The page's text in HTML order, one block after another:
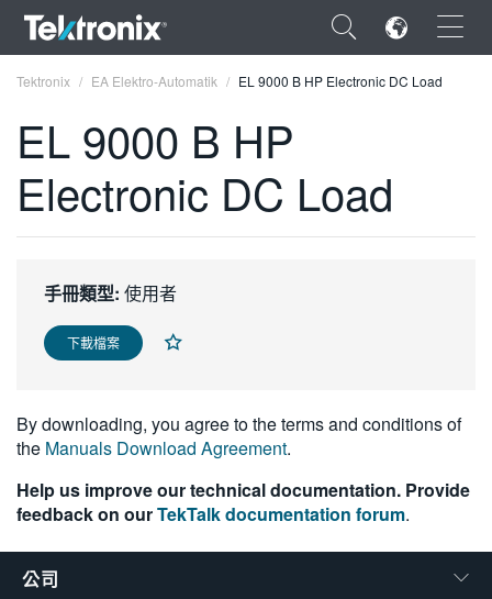
×
ENGLISH
DEUTSCH
VIỆT NAM
日本語
繁體中文
Tektronix EA Elektro-Automatik EL 9000 B HP Electronic DC Load
EL 9000 B HP
Electronic DC Load
手冊類型: 使用者
下載檔案
By downloading, you agree to the terms and conditions of
the Manuals Download Agreement.
Help us improve our technical documentation. Provide
feedback on ourTekTalk documentation forum.
公司